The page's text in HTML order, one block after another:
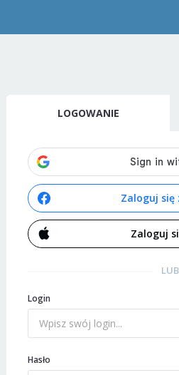
LOGOWANIE
Zaloguj się
Zaloguj
LUB
Login
Hasło